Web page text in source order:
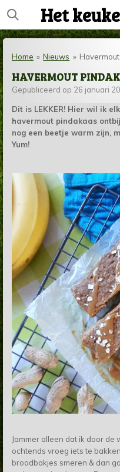
Ga
direct
naar
hoofdinhoud
Het
Home » Nieuws »
HAVERMOUT
Gepubliceerd op 26 januari
Dit is LEKKER! Hier wil ik
havermout pindakaas
nog een beetje warm zijn,
Yum!
Jammer alleen dat ik door de
ochtends vroeg iets te
broodbakjes smeren & dan